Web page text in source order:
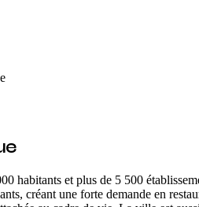
habitants et plus de 5 500
créant une forte demande en